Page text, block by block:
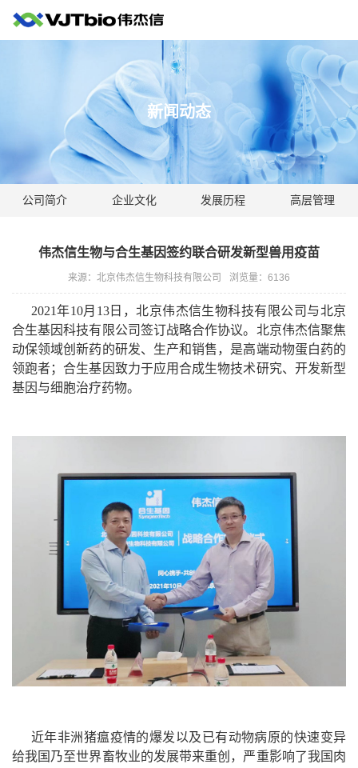
新闻动态
公司简介 企业文化 发展历程 高层管理
伟杰信生物与合生基因签约联合研发新型兽用疫苗
来源：北京伟杰信生物科技有限公司 浏览量： 6136
2021年10月 13日，北京伟杰信生物科技有限公司与北京
合生基因科技有限公司签订战略合作协议。北京伟杰信聚焦
动保领域创新药的研发、生产和销售，是高端动物蛋白药的
领跑者；合生基因致力于应用合成生物技术研究、开发新型
基因与细胞治疗药物。
近年非洲猪瘟疫情的爆发以及已有动物病原的快速变异
给我国乃至世界畜牧业的发展带来重创，严重影响了我国肉